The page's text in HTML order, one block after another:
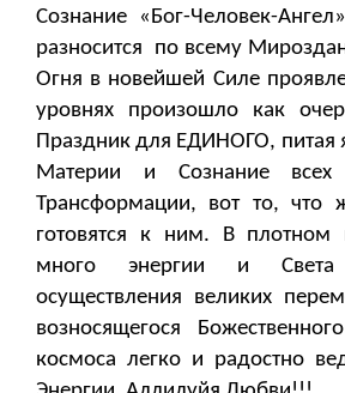
Сознание «Бог-Человек-
разносится по всему
Огня в новейшей Силе
уровнях произошло как
Праздник для ЕДИНОГО, питая
Материи и Сознание
Трансформации, вот то, что
готовятся к ним. В плотном
много энергии и
осуществления великих
возносящегося
космоса легко и радостно